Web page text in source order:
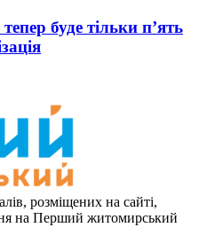
буде тільки п’ять
розміщених на сайті,
на Перший житомирський